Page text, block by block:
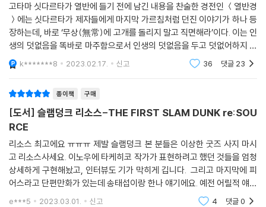
고타마 싯다르타가 열반에 들기 전에 남긴 내용을 찬술한 경전인 ＜열반경
＞에는 싯다르타가 제자들에게 마지막 가르침처럼 던진 이야기가 하나 등
장하는데, 바로 ‘무상(無常)에 고개를 돌리지 말고 직면해라’이다. 이는 인
생의 덧없음을 똑바로 마주함으로서 인생의 덧없음을 두고 덧없어하지 않
을 수 있을 때 우리는 자신의 인생을, 나아가 타인의 인생까지도 더욱 사랑
할 수 있게 된
k*******8 2023.02.17. 신고 36 댓글 23
종이책 구매
[도서] 슬램덩크 리소스-THE FIRST SLAM DUNK re:SOU
RCE
리소스 최고에요 ㅠㅠㅠ 제발 슬램덩크 본 분들은 이상한 굿즈 사지 마시
고 리소스사세요. 이노우에 타케히코 작가가 표현하려고 했던 것들을 엄청
상세하게 구현해놨고, 인터뷰도 기가 막히게 깁니다. 그리고 마지막에 피
어스라고 단편만화가 있는데 송태섭이랑 한나 얘기에요. 예전 어릴적 얘기
라 원작이랑 겹치는 요소도 없고 엄청 재밌어요 원작 재밌게 본 분들은 제
e***5 2023.03.01. 신고 4 댓글0